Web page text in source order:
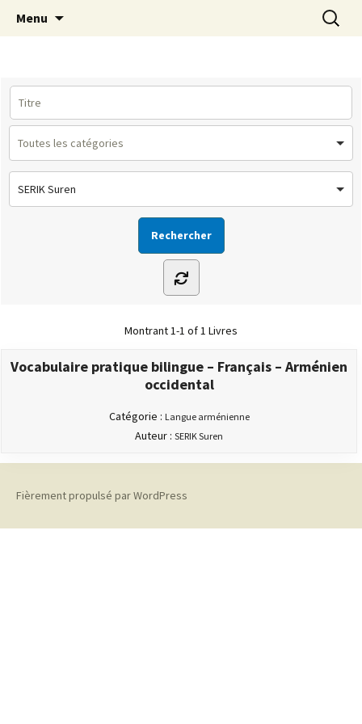
MCA Vienne
Le site de la Maison de la Culture
Arménienne de Vienne
Menu
SERIK Suren
Montrant1-1 of 1 Livres
Vocabulaire pratique bilingue – Français – Arménien
occidental
Catégorie : Langue arménienne
Auteur : SERIK Suren
Fièrement propulsé par WordPress